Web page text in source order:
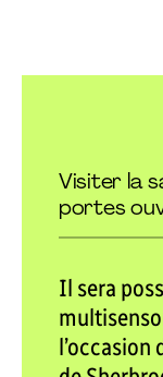
Visiter la
portes
Il sera
l’occasion